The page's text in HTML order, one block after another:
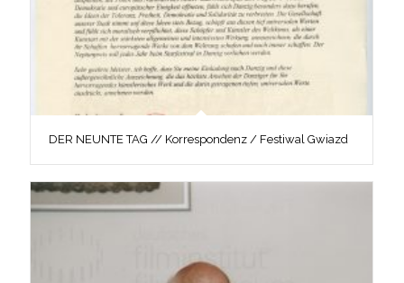
DER NEUNTE TAG // Korrespondenz / Festiwal Gwiazd